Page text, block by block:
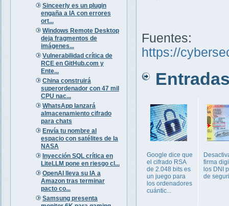
Sinceerly es un plugin
engaña a IA con errores
ort...
Windows Remote Desktop
deja fragmentos de
imágenes...
Vulnerabilidad crítica de
RCE en GitHub.com y
Ente...
China construirá
superordenador con 47 mil
CPU nac...
WhatsApp lanzará
almacenamiento cifrado
para chats
Envía tu nombre al
espacio con satélites de la
NASA
Inyección SQL crítica en
LiteLLM pone en riesgo cl...
OpenAI lleva su IA a
Amazon tras terminar
pacto co...
Samsung presenta
Fuentes:
https://
Entradas
Google dice que
el cifrado RSA
de 2.048 bits es
un juego para
los ordenadores
cuántic...
firma
los DNI
de